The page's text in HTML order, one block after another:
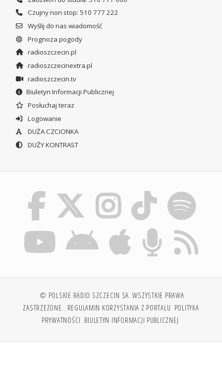
Czujny non stop: 510 777 222
Wyślij do nas wiadomość
Prognoza pogody
radioszczecin.pl
radioszczecinextra.pl
radioszczecin.tv
Biuletyn Informacji Publicznej
Posłuchaj teraz
Logowanie
DUŻA CZCIONKA
DUŻY KONTRAST
© POLSKIE RADIO SZCZECIN SA. WSZYSTKIE PRAWA
ZASTRZEŻONE. REGULAMIN KORZYSTANIA Z PORTALU POLITYKA
PRYWATNOŚCI BIULETYN INFORMACJI PUBLICZNEJ